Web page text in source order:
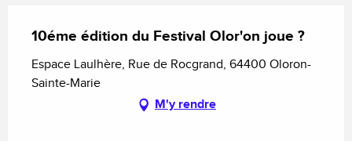
10éme édition du Festival Olor'on joue ?
Espace Laulhère, Rue de Rocgrand, 64400 Oloron-
Sainte-Marie
M'y rendre